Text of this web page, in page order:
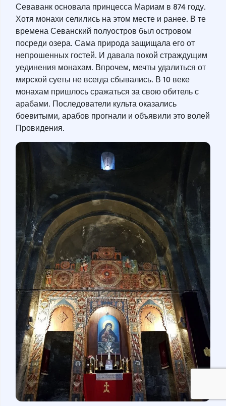
Севаванк основала принцесса Мариам в 874 году.
Хотя монахи селились на этом месте и ранее. В те
времена Севанский полуостров был островом
посреди озера. Сама природа защищала его от
непрошенных гостей. И давала покой страждущим
уединения монахам. Впрочем, мечты удалиться от
мирской суеты не всегда сбывались. В 10 веке
монахам пришлось сражаться за свою обитель с
арабами. Последователи культа оказались
боевитыми, арабов прогнали и объявили это волей
Провидения.